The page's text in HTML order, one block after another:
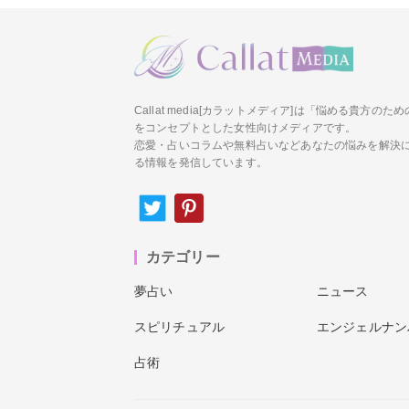
Callat media[カラットメディア]は「悩める貴方のため
をコンセプトとした女性向けメディアです。
恋愛・占いコラムや無料占いなどあなたの悩みを解決
る情報を発信しています。
カテゴリー
夢占い ニュース
スピリチュアル エンジェルナ
占術